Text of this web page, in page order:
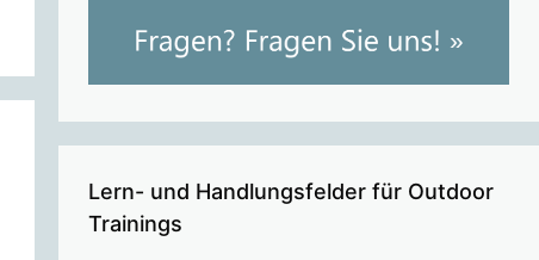
Lern- und Handlungsfelder für Outdoor
Trainings